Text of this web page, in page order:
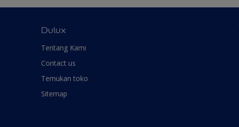
Dulux
Tentang Kami
Contact us
Temukan toko
Sitemap